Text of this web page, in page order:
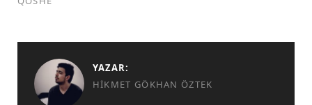
YAZAR:
HIKMET GÖKHAN ÖZTEK